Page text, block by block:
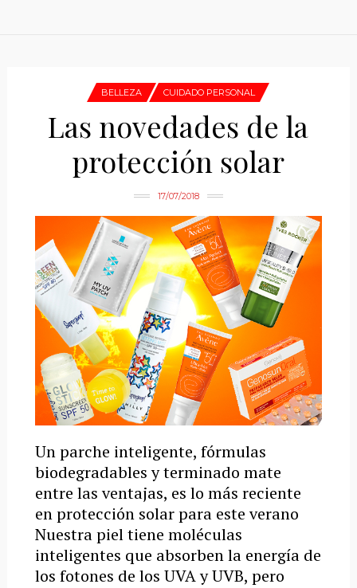
BELLEZA CUIDADO PERSONAL
Las novedades de la
protección solar
17/07/2018
Un parche inteligente, fórmulas
biodegradables y terminado mate
entre las ventajas, es lo más reciente
en protección solar para este verano
Nuestra piel tiene moléculas
inteligentes que absorben la energía de
los fotones de los UVA y UVB, pero